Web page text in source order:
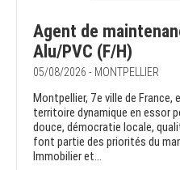
Agent de
Alu/PVC (F/H)
05/08/2026 - MONTPELLIER
Montpellier, 7e ville de France,
territoire dynamique en essor
douce, démocratie locale,
font partie des priorités du
Immobilier et...